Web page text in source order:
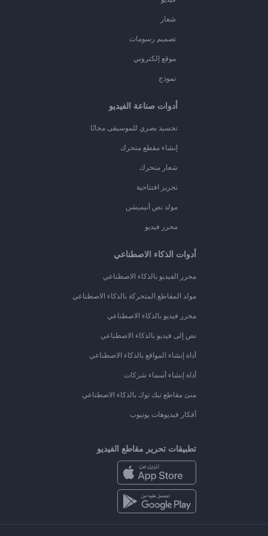
شعار
تصميم رسومات
موقع إلكتروني
نموذج
أدوات صناعة الفيديو
تجسيد بصري للموسيقى مجانًا
إنشاء مقطع متحرك
شعار متحرك
تحرير افتتاحية
مولد نص أنيميشن
محرر فيديو
أدوات الذكاء الاصطناعي
محرر الفيديو بالذكاء الاصطناعي
مولد المقاطع المتحركة بالذكاء الاصطناعي
محرر فيديو بالذكاء الاصطناعي
نص إلى فيديو بالذكاء الاصطناعي
أداة إنشاء المواقع بالذكاء الاصطناعي
أداة إنشاء أسماء شركات
منئ مقاطع تيك توك بالذكاء الاصطناعي
أفكار فيديوهات يوتيوب
تطبيقات تحرير مقاطع الفيديو